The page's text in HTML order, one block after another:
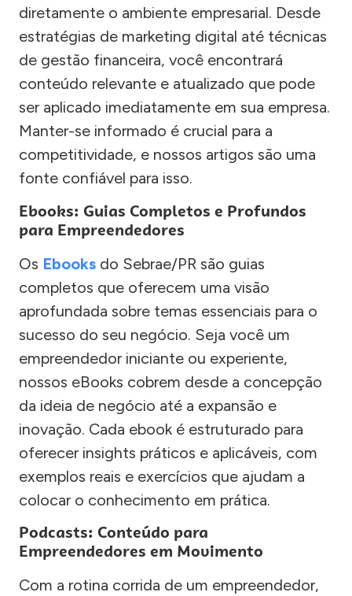
diretamente o ambiente empresarial. Desde
estratégias de marketing digital até técnicas
de gestão financeira, você encontrará
conteúdo relevante e atualizado que pode
ser aplicado imediatamente em sua empresa.
Manter-se informado é crucial para a
competitividade, e nossos artigos são uma
fonte confiável para isso.
Ebooks: Guias Completos e Profundos
para Empreendedores
Os Ebooks do Sebrae/PR são guias
completos que oferecem uma visão
aprofundada sobre temas essenciais para o
sucesso do seu negócio. Seja você um
empreendedor iniciante ou experiente,
nossos eBooks cobrem desde a concepção
da ideia de negócio até a expansão e
inovação. Cada ebook é estruturado para
oferecer insights práticos e aplicáveis, com
exemplos reais e exercícios que ajudam a
colocar o conhecimento em prática.
Podcasts: Conteúdo para
Empreendedores em Movimento
Com a rotina corrida de um empreendedor,